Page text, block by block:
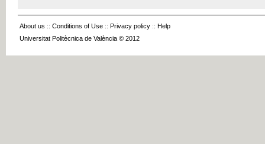
About us :: Conditions of Use :: Privacy policy :: Help
Universitat Politècnica de València © 2012